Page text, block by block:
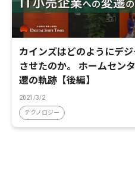
カインズはどのようにデ
させたのか。 ホームセン
遷の軌跡【後編】
2021/3/2
テクノロジー